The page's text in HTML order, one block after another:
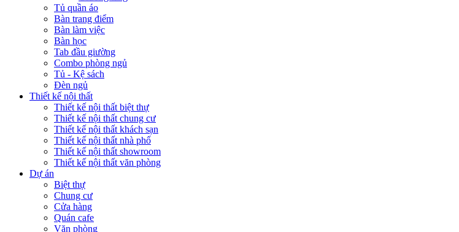
Tủ quần áo
Bàn trang điểm
Bàn làm việc
Bàn học
Tab đầu giường
Combo phòng ngủ
Tủ - Kệ sách
Đèn ngủ
Thiết kế nội thất
Thiết kế nội thất biệt thự
Thiết kế nội thất chung cư
Thiết kế nội thất khách sạn
Thiết kế nội thất nhà phố
Thiết kế nội thất showroom
Thiết kế nội thất văn phòng
Dự án
Biệt thự
Chung cư
Cửa hàng
Quán cafe
Văn phòng